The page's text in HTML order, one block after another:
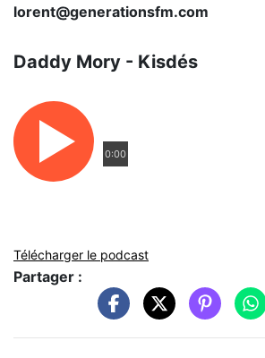
lorent@generationsfm.com
Daddy Mory - Kisdés
0:00
Télécharger le podcast
Partager :